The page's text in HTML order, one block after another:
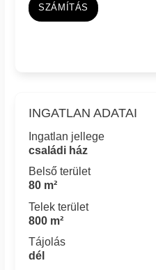
SZÁMÍTÁS
INGATLAN ADATAI
Ingatlan jellege
családi ház
Belső terület
80 m²
Telek terület
800 m²
Tájolás
dél